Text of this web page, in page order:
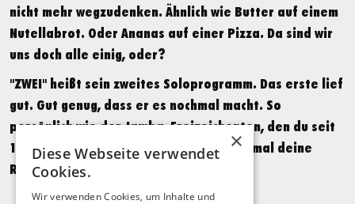
nicht mehr wegzudenken. Ähnlich wie Butter auf einem
Nutellabrot. Oder Ananas auf einer Pizza. Da sind wir
uns doch alle einig, oder?
"ZWEI" heißt sein zweites Soloprogramm. Das erste lief
gut. Gut genug, dass er es nochmal macht. So
persönlich wie der Jamba-Freizeichenton, den du seit
16 Jahren unwissentlich bezahlst. Check mal deine
Rechnungen.
×
Diese Webseite verwendet
Cookies.
Wir verwenden Cookies, um Inhalte und